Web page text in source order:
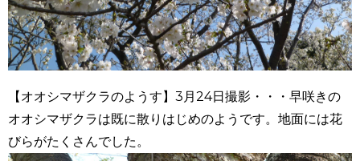
【オオシマザクラのようす】3月24日撮影・・・早咲きの
オオシマザクラは既に散りはじめのようです。地面には花
びらがたくさんでした。